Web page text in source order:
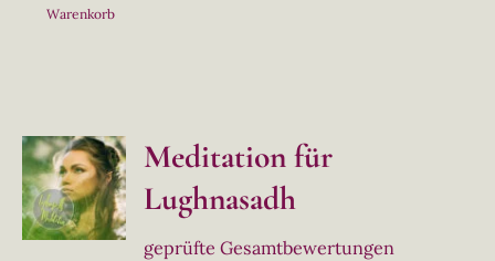
Warenkorb
Meditation für
Lughnasadh
geprüfte Gesamtbewertungen